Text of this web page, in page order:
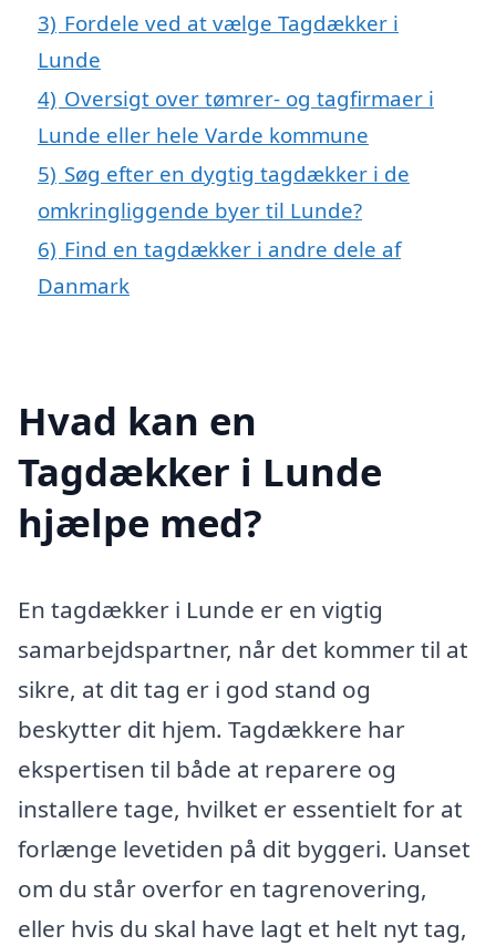
3) Fordele ved at vælge Tagdækker i
Lunde
4) Oversigt over tømrer- og tagfirmaer i
Lunde eller hele Varde kommune
5) Søg efter en dygtig tagdækker i de
omkringliggende byer til Lunde?
6) Find en tagdækker i andre dele af
Danmark
Hvad kan en
Tagdækker i Lunde
hjælpe med?
En tagdækker i Lunde er en vigtig
samarbejdspartner, når det kommer til at
sikre, at dit tag er i god stand og
beskytter dit hjem. Tagdækkere har
ekspertisen til både at reparere og
installere tage, hvilket er essentielt for at
forlænge levetiden på dit byggeri. Uanset
om du står overfor en tagrenovering,
eller hvis du skal have lagt et helt nyt tag,